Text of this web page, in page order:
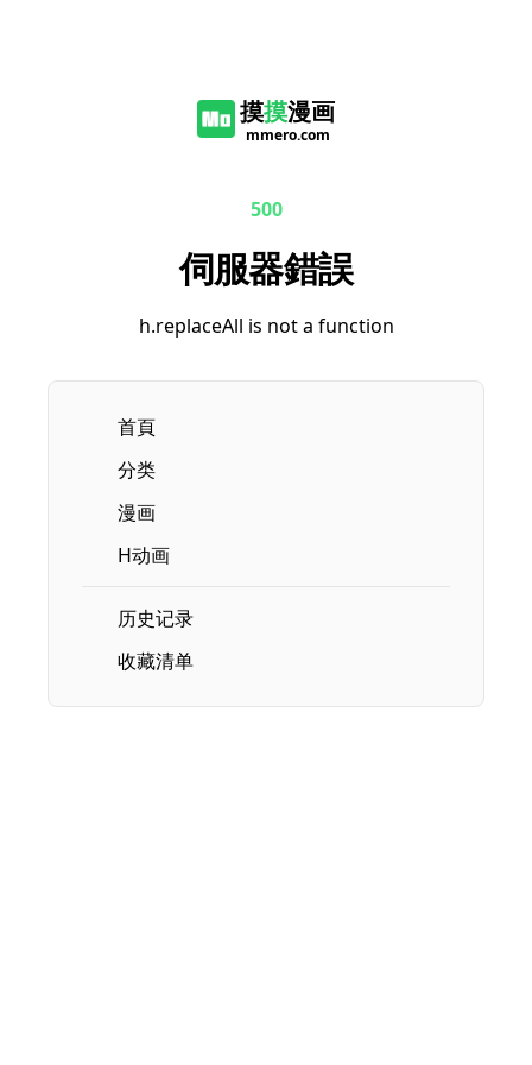
摸摸漫画
mmero.com
500
伺服器錯誤
h.replaceAll is not a function
首頁
分类
漫画
H动画
历史记录
收藏清单